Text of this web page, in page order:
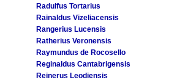
Radulfus Tortarius
Rainaldus Vizeliacensis
Rangerius Lucensis
Ratherius Veronensis
Raymundus de Rocosello
Reginaldus Cantabrigensis
Reinerus Leodiensis